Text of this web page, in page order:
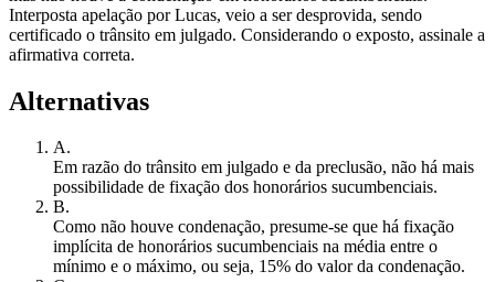
Interposta apelação por Lucas, veio a ser desprovida, sendo
certificado o trânsito em julgado. Considerando o exposto, assinale a
afirmativa correta.
Alternativas
A.
Em razão do trânsito em julgado e da preclusão, não há mais
possibilidade de fixação dos honorários sucumbenciais.
B.
Como não houve condenação, presume-se que há fixação
implícita de honorários sucumbenciais na média entre o
mínimo e o máximo, ou seja, 15% do valor da condenação.